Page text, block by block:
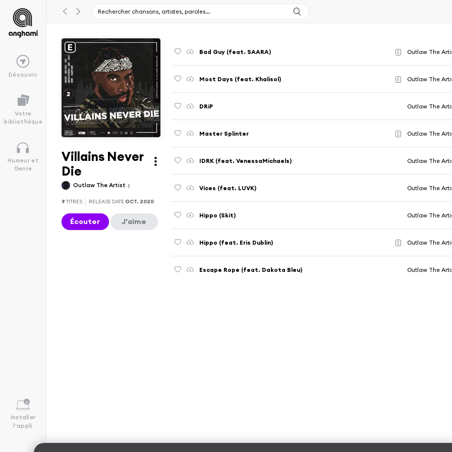
Découvrir
Votre
bibliothèque
Humeur et
Genre
Installer
l'appli
Villains Never
Die
Outlaw The Artist
9TITRES RELEASE DATE OCT. 2020
Écouter J'aime
Bad Guy (feat. SAARA) E Outlaw The
Most Days (feat. Khalisol) E Outlaw The
DRiP Outlaw The
Master Splinter E Outlaw The
IDRK (feat. VenessaMichaels) Outlaw The
Vices (feat. LUVK) Outlaw The
Hippo (Skit) Outlaw The
Hippo (feat. Eris Dublin) E Outlaw The
Escape Rope (feat. Dakota Bleu) Outlaw The